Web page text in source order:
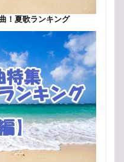
！夏歌ランキング